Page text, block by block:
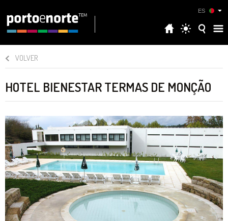
ES
VOLVER
HOTEL BIENESTAR TERMAS DE MONÇÃO